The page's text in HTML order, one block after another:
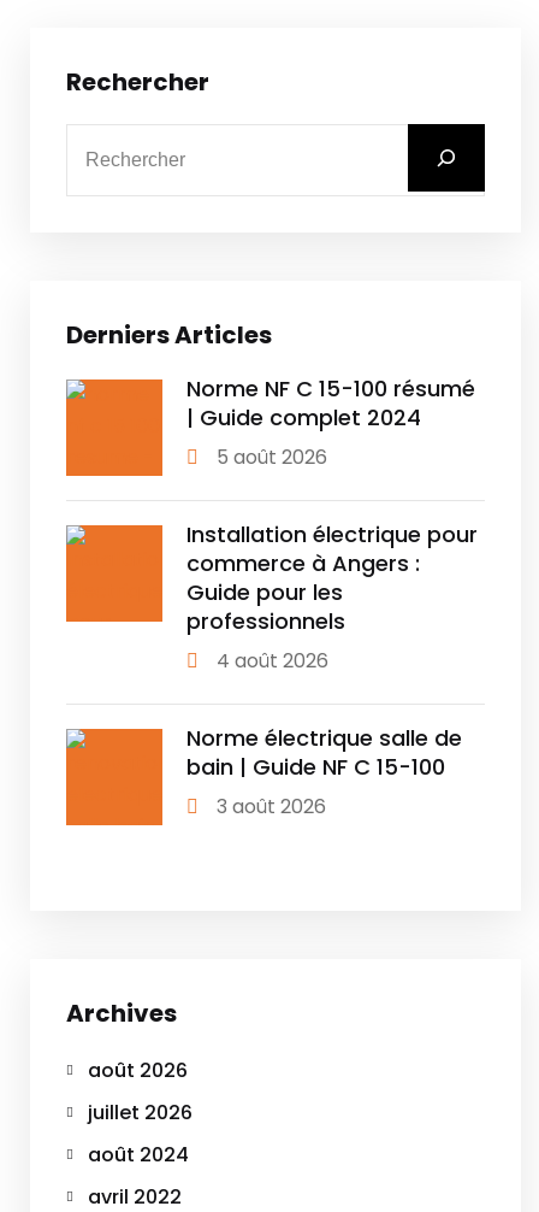
Rechercher
Derniers Articles
Norme NF C 15-100 résumé
| Guide complet 2024
5 août 2026
Installation électrique pour
commerce à Angers :
Guide pour les
professionnels
4 août 2026
Norme électrique salle de
bain | Guide NF C 15-100
3 août 2026
Archives
août 2026
juillet 2026
août 2024
avril 2022